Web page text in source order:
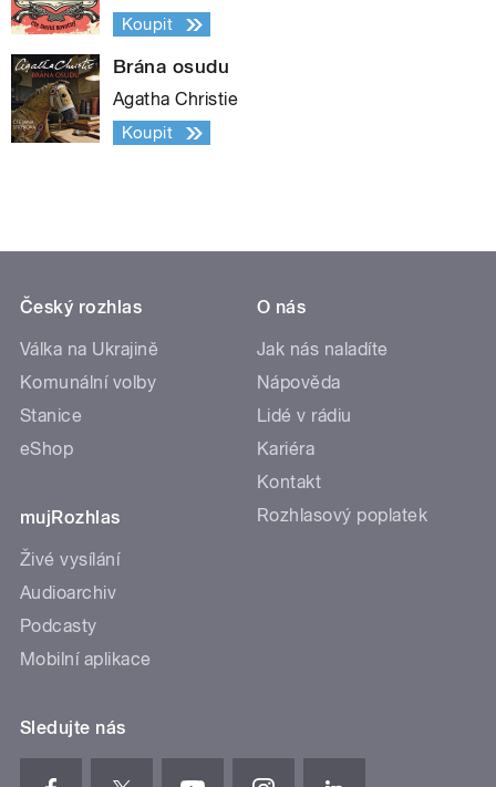
Koupit
Brána osudu
Agatha Christie
Koupit
Český rozhlas
Válka na Ukrajině
Komunální volby
Stanice
eShop
mujRozhlas
Živé vysílání
Audioarchiv
Podcasty
Mobilní aplikace
O nás
Jak nás naladíte
Nápověda
Lidé v rádiu
Kariéra
Kontakt
Rozhlasový poplatek
Sledujte nás